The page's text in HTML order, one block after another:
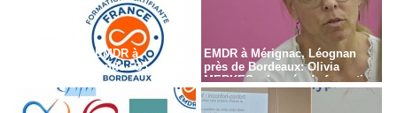
Formation en EMDR à
Bordeaux - Gironde - 33
EMDR à Mérignac, Léognan
près de Bordeaux: Olivia
MERKES, chargée de formation